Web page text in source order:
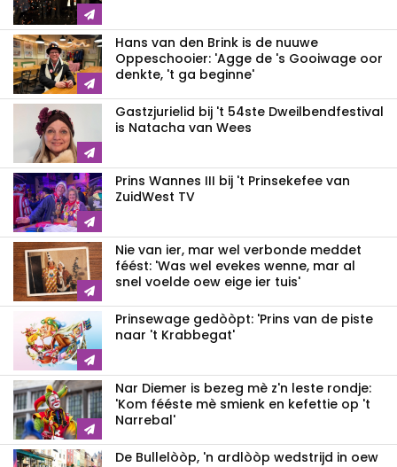
Hans van den Brink is de nuuwe
Oppeschooier: 'Agge de 's Gooiwage oor
denkte, 't ga beginne'
Gastzjurielid bij 't 54ste Dweilbendfestival
is Natacha van Wees
Prins Wannes III bij 't Prinsekefee van
ZuidWest TV
Nie van ier, mar wel verbonde meddet
féést: 'Was wel evekes wenne, mar al
snel voelde oew eige ier tuis'
Prinsewage gedòòpt: 'Prins van de piste
naar 't Krabbegat'
Nar Diemer is bezeg mè z'n leste rondje:
'Kom fééste mè smienk en kefettie op 't
Narrebal'
De Bullelòòp, 'n ardlòòp wedstrijd in oew